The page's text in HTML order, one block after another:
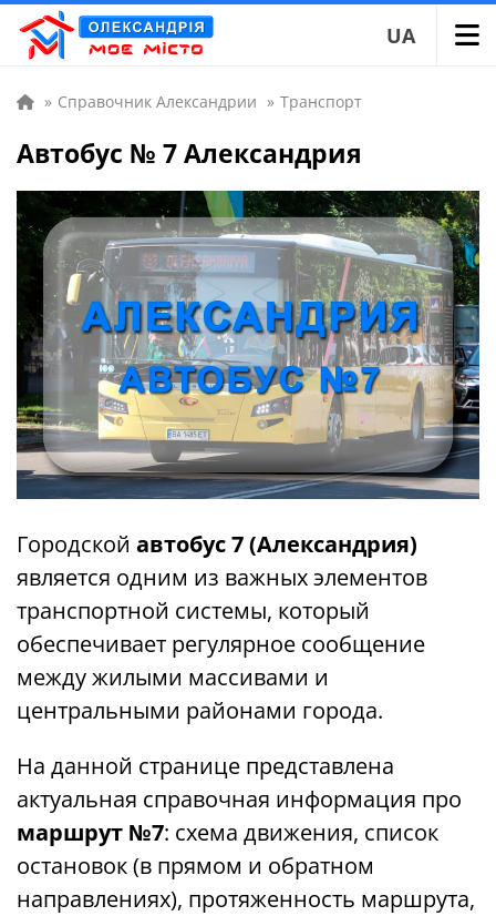
UA
» Справочник Александрии » Транспорт
Автобус № 7 Александрия
Городской автобус 7 (Александрия)
является одним из важных элементов
транспортной системы, который
обеспечивает регулярное сообщение
между жилыми массивами и
центральными районами города.
На данной странице представлена ​​
актуальная справочная информация про
маршрут №7: схема движения, список
остановок (в прямом и обратном
направлениях), протяженность маршрута,